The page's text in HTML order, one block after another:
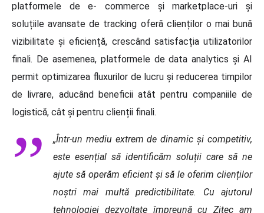
platformele de e- commerce și marketplace-uri și
soluțiile avansate de tracking oferă clienților o mai bună
vizibilitate și eficiență, crescând satisfacția utilizatorilor
finali. De asemenea, platformele de data analytics și AI
permit optimizarea fluxurilor de lucru și reducerea timpilor
de livrare, aducând beneficii atât pentru companiile de
logistică, cât și pentru clienții finali.
„Într-un mediu extrem de dinamic și competitiv,
este esențial să identificăm soluții care să ne
ajute să operăm eficient și să le oferim clienților
noștri mai multă predictibilitate. Cu ajutorul
tehnologiei dezvoltate împreună cu Zitec am